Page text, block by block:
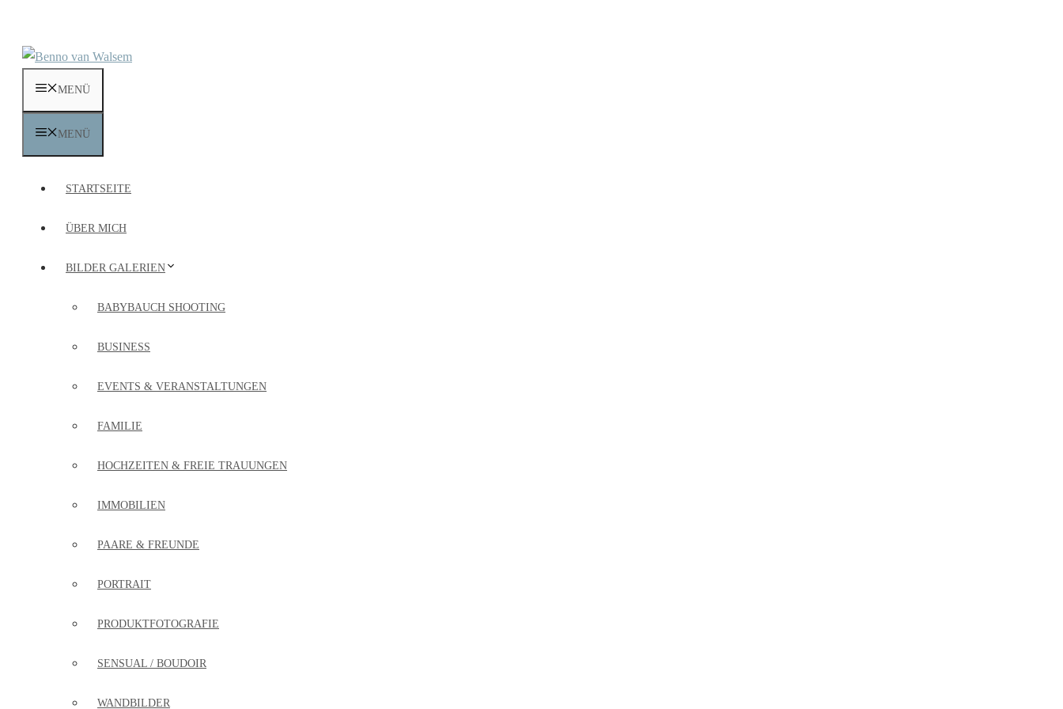
springen
MENÜ
MENÜ
STARTSEITE
ÜBER MICH
BILDER GALERIEN
BABYBAUCH SHOOTING
BUSINESS
EVENTS & VERANSTALTUNGEN
FAMILIE
HOCHZEITEN & FREIE TRAUUNGEN
IMMOBILIEN
PAARE & FREUNDE
PORTRAIT
PRODUKTFOTOGRAFIE
SENSUAL / BOUDOIR
WANDBILDER